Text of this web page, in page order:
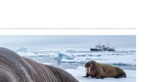
čak i kada ne